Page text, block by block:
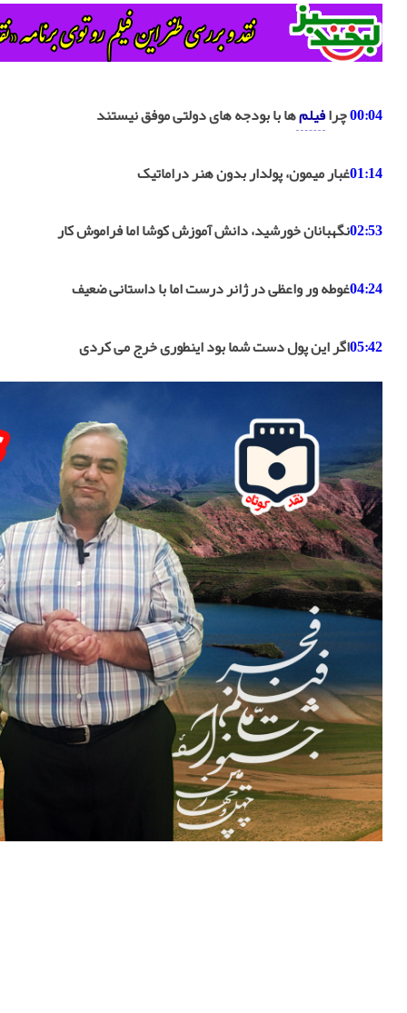
00:04چرافیلمها با بودجه های دولتی موفق نیستند
01:14غبار میمون، پولدار بدون هنر دراماتیک
02:53نگهبانان خورشید، دانش آموزش کوشا اما فراموش کار
04:24غوطه ور واعظی در ژانر درست اما با داستانی ضعیف
05:42اگر این پول دست شما بود اینطوری خرج می کردی